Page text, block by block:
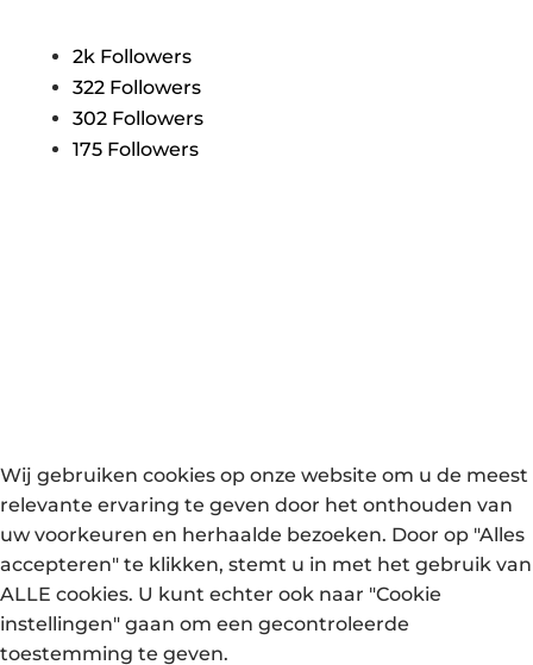
2k Followers
322 Followers
302 Followers
175 Followers
Wij gebruiken cookies op onze website om u de meest
relevante ervaring te geven door het onthouden van
uw voorkeuren en herhaalde bezoeken. Door op "Alles
accepteren" te klikken, stemt u in met het gebruik van
ALLE cookies. U kunt echter ook naar "Cookie
instellingen" gaan om een gecontroleerde
toestemming te geven.